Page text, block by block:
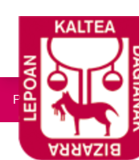
Presupuestos